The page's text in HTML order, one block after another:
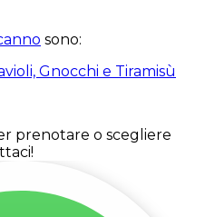
sono:
Gnocchi e Tiramisù
prenotare o scegliere